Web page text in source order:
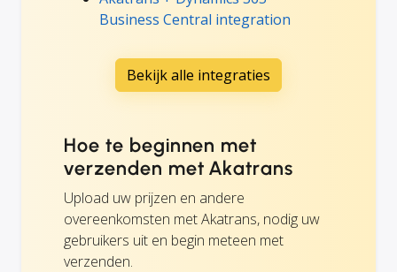
Business Central integration
Bekijk alle integraties
Hoe te beginnen met
verzenden met Akatrans
Upload uw prijzen en andere
overeenkomsten met Akatrans, nodig uw
gebruikers uit en begin meteen met
verzenden.